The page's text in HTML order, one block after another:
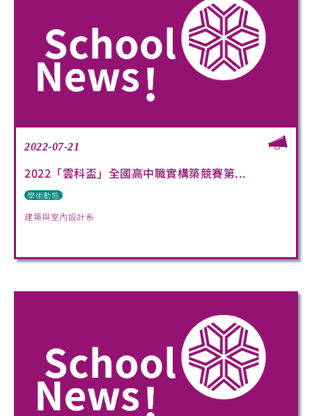
2022-07-21
2022「雲科盃」全國高中職實構築競賽第...
學術動態
建築與室內設計系